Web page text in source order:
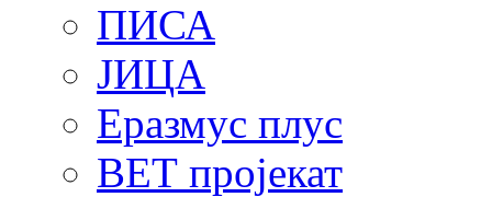
ПИСА
ЈИЦА
Еразмус плус
ВЕТ пројекат